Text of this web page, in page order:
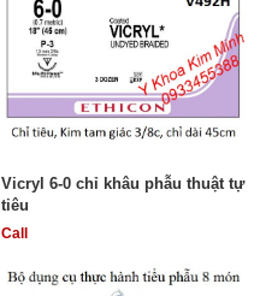
Vicryl 6-0 chỉ khâu phẫu thuật tự
tiêu
Call